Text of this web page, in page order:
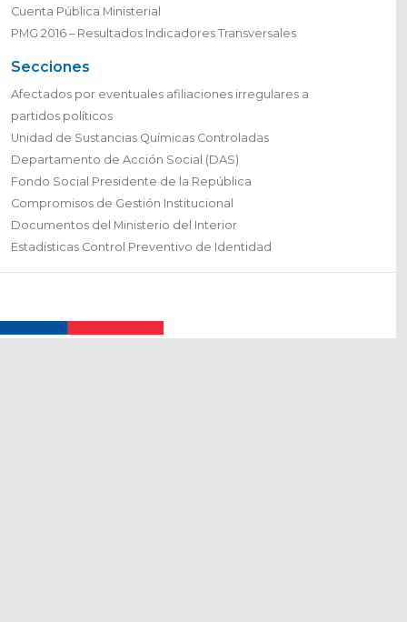
Cuenta Pública Ministerial
PMG 2016 – Resultados Indicadores Transversales
Secciones
Afectados por eventuales afiliaciones irregulares a
partidos políticos
Unidad de Sustancias Químicas Controladas
Departamento de Acción Social (DAS)
Fondo Social Presidente de la República
Compromisos de Gestión Institucional
Documentos del Ministerio del Interior
Estadísticas Control Preventivo de Identidad